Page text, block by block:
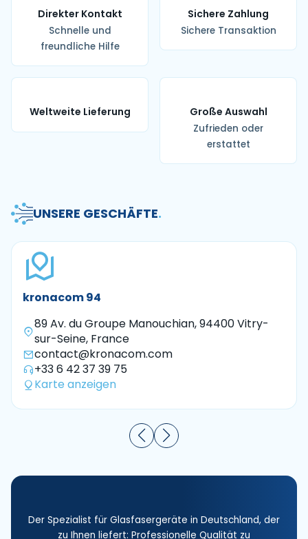
Direkter Kontakt
Schnelle und
freundliche Hilfe
Sichere Zahlung
Sichere Transaktion
Weltweite Lieferung Große Auswahl
Zufrieden oder
erstattet
UNSERE GESCHÄFTE.
kronacom 94
89 Av. du Groupe Manouchian, 94400 Vitry-
sur-Seine, France
contact@kronacom.com
+33 6 42 37 39 75
Karte anzeigen
Der Spezialist für Glasfasergeräte in Deutschland, der
zu Ihnen liefert: Professionelle Qualität zu